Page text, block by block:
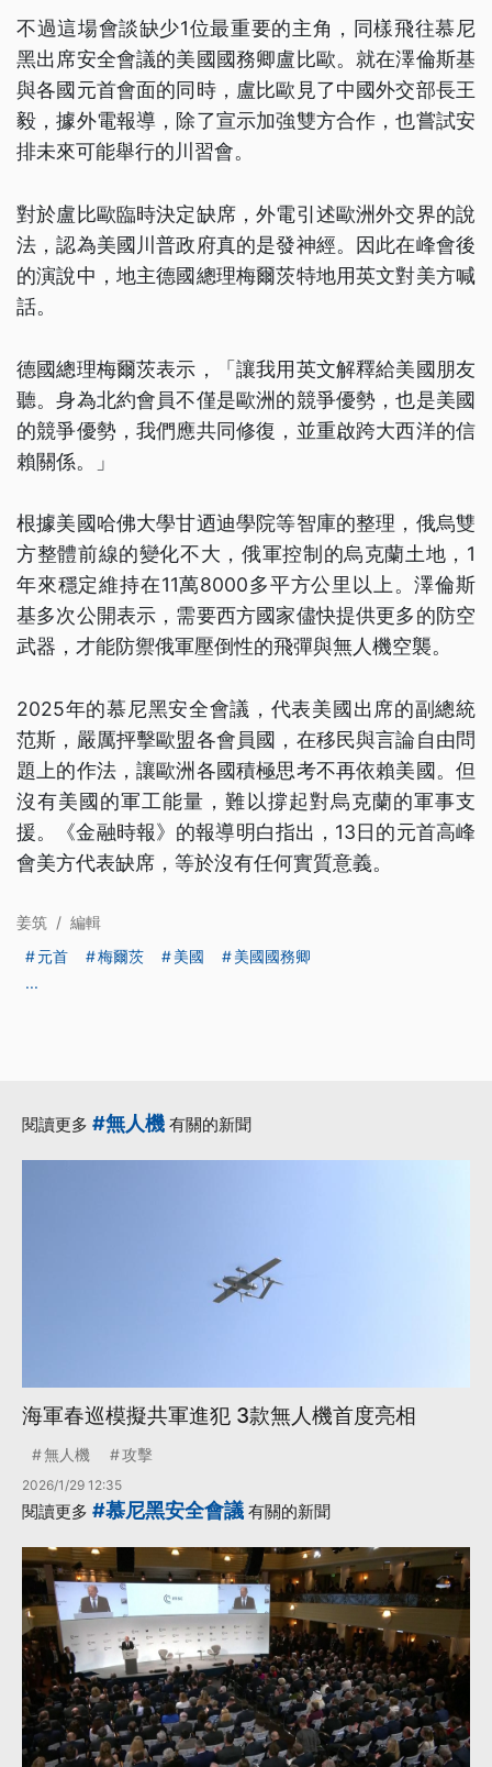
不過這場會談缺少1位最重要的主角，同樣飛往慕尼
黑出席安全會議的美國國務卿盧比歐。就在澤倫斯基
與各國元首會面的同時，盧比歐見了中國外交部長王
毅，據外電報導，除了宣示加強雙方合作，也嘗試安
排未來可能舉行的川習會。
對於盧比歐臨時決定缺席，外電引述歐洲外交界的說
法，認為美國川普政府真的是發神經。因此在峰會後
的演說中，地主德國總理梅爾茨特地用英文對美方喊
話。
德國總理梅爾茨表示，「讓我用英文解釋給美國朋友
聽。身為北約會員不僅是歐洲的競爭優勢，也是美國
的競爭優勢，我們應共同修復，並重啟跨大西洋的信
賴關係。」
根據美國哈佛大學甘迺迪學院等智庫的整理，俄烏雙
方整體前線的變化不大，俄軍控制的烏克蘭土地，1
年來穩定維持在11萬8000多平方公里以上。澤倫斯
基多次公開表示，需要西方國家儘快提供更多的防空
武器，才能防禦俄軍壓倒性的飛彈與無人機空襲。
2025年的慕尼黑安全會議，代表美國出席的副總統
范斯，嚴厲抨擊歐盟各會員國，在移民與言論自由問
題上的作法，讓歐洲各國積極思考不再依賴美國。但
沒有美國的軍工能量，難以撐起對烏克蘭的軍事支
援。《金融時報》的報導明白指出，13日的元首高峰
會美方代表缺席，等於沒有任何實質意義。
姜筑 / 編輯
元首
梅爾茨 美國
美國國務卿
...
閱讀更多 #無人機 有關的新聞
海軍春巡模擬共軍進犯 3款無人機首度亮相
無人機 攻擊
2026/1/29 12:35
閱讀更多 #慕尼黑安全會議 有關的新聞